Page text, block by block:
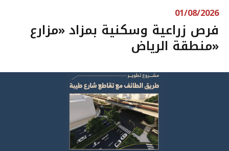
01/08/2026
فرص زراعية وسكنية بمزاد «مزارع
منطقة الرياض»